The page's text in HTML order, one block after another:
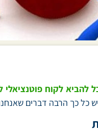
להביא לקוח
כך הרבה דברים שאנחנו